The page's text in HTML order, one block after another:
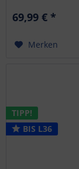
69,99 € *
Merken
TIPP!
BIS L36